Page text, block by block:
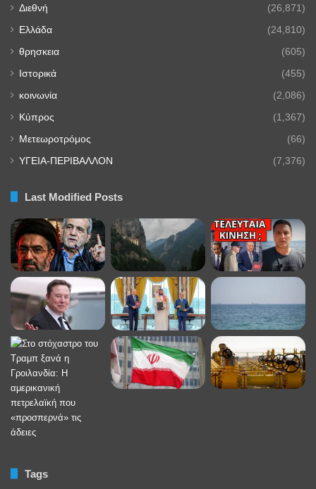
Διεθνή (26,871)
Ελλάδα (24,810)
θρησκεια (605)
Ιστορικά (455)
κοινωνία (2,086)
Κύπρος (1,367)
Μετεωροτρόμος (66)
ΥΓΕΙΑ-ΠΕΡΙΒΑΛΛΟΝ (7,376)
Last Modified Posts
Tags